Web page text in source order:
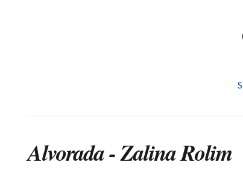
Alvorada - Zalina Rolim